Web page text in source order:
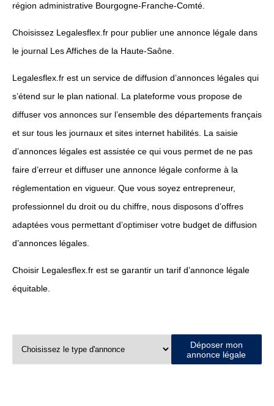
région administrative Bourgogne-Franche-Comté.
Choisissez Legalesflex.fr pour publier une annonce légale dans
le journal Les Affiches de la Haute-Saône.
Legalesflex.fr est un service de diffusion d’annonces légales qui
s’étend sur le plan national. La plateforme vous propose de
diffuser vos annonces sur l’ensemble des départements français
et sur tous les journaux et sites internet habilités. La saisie
d’annonces légales est assistée ce qui vous permet de ne pas
faire d’erreur et diffuser une annonce légale conforme à la
réglementation en vigueur. Que vous soyez entrepreneur,
professionnel du droit ou du chiffre, nous disposons d’offres
adaptées vous permettant d’optimiser votre budget de diffusion
d’annonces légales.
Choisir Legalesflex.fr est se garantir un tarif d’annonce légale
équitable.
Déposer mon
annonce légale